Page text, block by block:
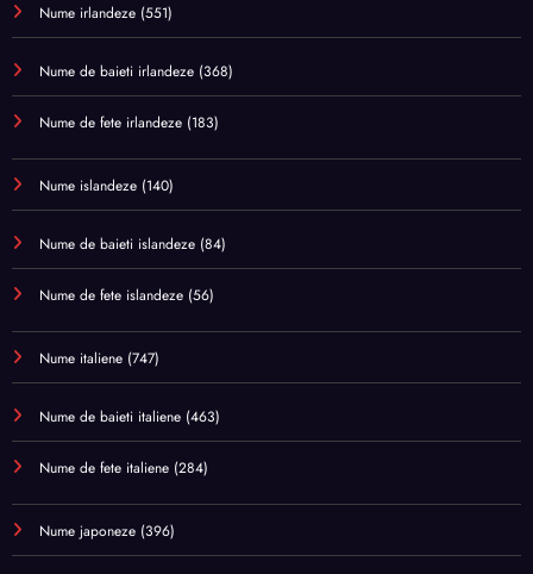
Nume irlandeze (551)
Nume de baieti irlandeze (368)
Nume de fete irlandeze (183)
Nume islandeze (140)
Nume de baieti islandeze (84)
Nume de fete islandeze (56)
Nume italiene (747)
Nume de baieti italiene (463)
Nume de fete italiene (284)
Nume japoneze (396)